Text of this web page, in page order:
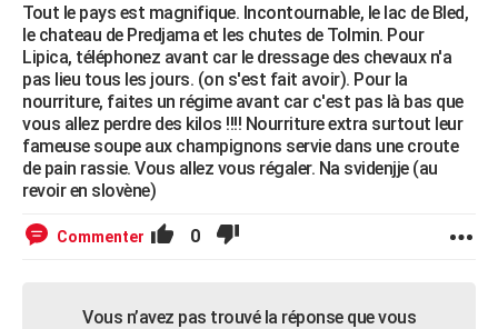
Tout le pays est magnifique. Incontournable, le lac de Bled,
le chateau de Predjama et les chutes de Tolmin. Pour
Lipica, téléphonez avant car le dressage des chevaux n'a
pas lieu tous les jours. (on s'est fait avoir). Pour la
nourriture, faites un régime avant car c'est pas là bas que
vous allez perdre des kilos !!!! Nourriture extra surtout leur
fameuse soupe aux champignons servie dans une croute
de pain rassie. Vous allez vous régaler. Na svidenjje (au
revoir en slovène)
Commenter 0
Vous n’avez pas trouvé la réponse que vous